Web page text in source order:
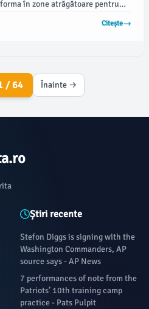
în zone atrăgătoare pentru
amenajarea unor noi accesuri în
Citește
/ 64 Înainte →
Știri recente
Stefon Diggs is signing with the
Washington Commanders, AP
source says - AP News
7 performances of note from the
Patriots’ 10th training camp
practice - Pats Pulpit